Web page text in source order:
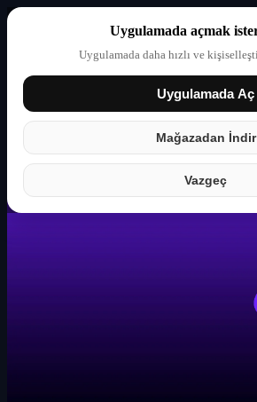
Uygulamada açmak
Uygulamada daha hızlı ve
Uygulamada Aç
Mağazadan İndir
Vazgeç
Giriş yap Partner